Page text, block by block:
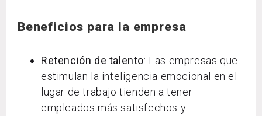
Beneficios para la empresa
Retención de talento: Las empresas que
estimulan la inteligencia emocional en el
lugar de trabajo tienden a tener
empleados más satisfechos y